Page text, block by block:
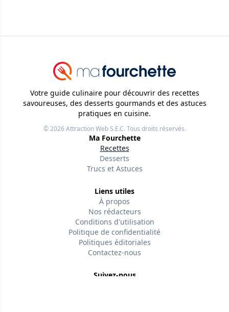
Votre guide culinaire pour découvrir des recettes
savoureuses, des desserts gourmands et des astuces
pratiques en cuisine.
© 2026Attraction Web S.E.C.Tous droits réservés.
Ma Fourchette
Recettes
Desserts
Trucs et Astuces
Liens utiles
À propos
Nos rédacteurs
Conditions d'utilisation
Politique de confidentialité
Politiques éditoriales
Contactez-nous
Suivez-nous